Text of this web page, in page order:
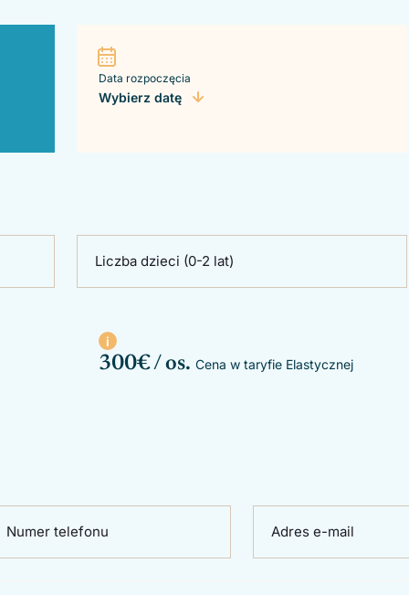
Data rozpoczęcia
Wybierz datę
Liczba dzieci (0-2 lat)
300€ / os. Cena w taryfie Elastycznej
Numer telefonu Adres e-mail